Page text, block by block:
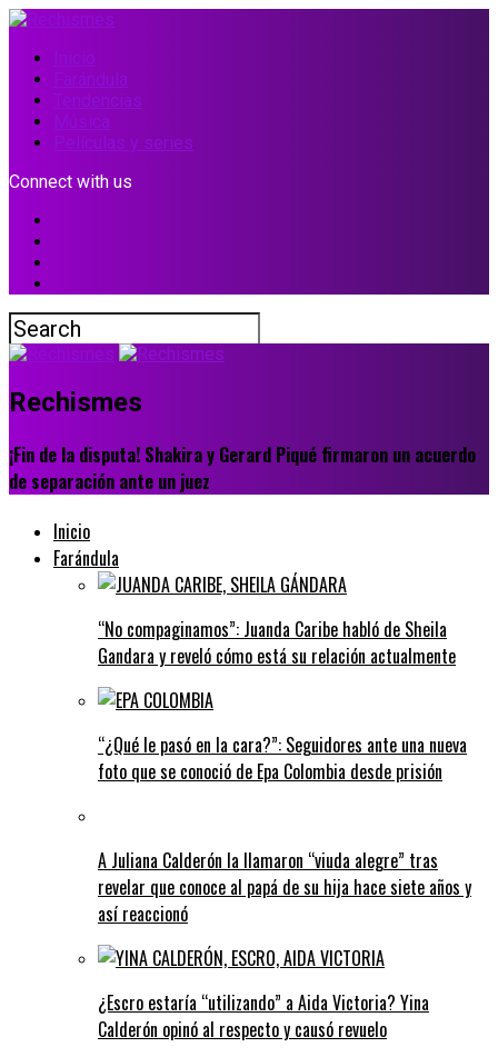
Inicio
Farándula
Tendencias
Música
Películas y series
Connect with us
Rechismes
¡Fin de la disputa! Shakira y Gerard Piqué firmaron un acuerdo
de separación ante un juez
Inicio
Farándula
“No compaginamos”: Juanda Caribe habló de Sheila
Gandara y reveló cómo está su relación actualmente
“¿Qué le pasó en la cara?”: Seguidores ante una nueva
foto que se conoció de Epa Colombia desde prisión
A Juliana Calderón la llamaron “viuda alegre” tras
revelar que conoce al papá de su hija hace siete años y
así reaccionó
¿Escro estaría “utilizando” a Aida Victoria? Yina
Calderón opinó al respecto y causó revuelo